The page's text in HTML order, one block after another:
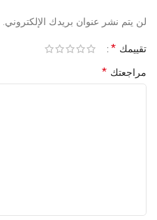
لن يتم نشر عنوان بريدك الإلكتروني.
تقييمك *
مراجعتك *